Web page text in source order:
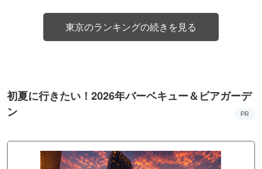
東京のランキングの続きを見る
初夏に行きたい！2026年バーベキュー＆ビアガーデ
ン
PR